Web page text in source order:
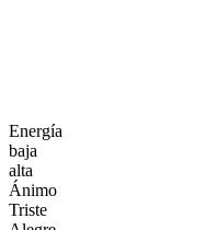
Energía
baja
alta
Ánimo
Triste